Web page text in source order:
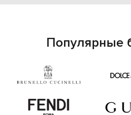
Популярные